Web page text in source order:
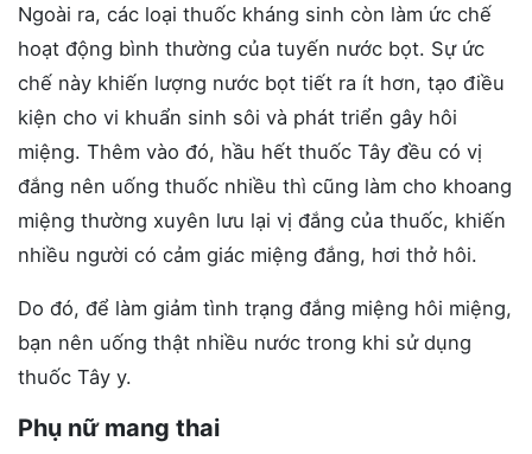
Ngoài ra, các loại thuốc kháng sinh còn làm ức chế
hoạt động bình thường của tuyến nước bọt. Sự ức
chế này khiến lượng nước bọt tiết ra ít hơn, tạo điều
kiện cho vi khuẩn sinh sôi và phát triển gây hôi
miệng. Thêm vào đó, hầu hết thuốc Tây đều có vị
đắng nên uống thuốc nhiều thì cũng làm cho khoang
miệng thường xuyên lưu lại vị đắng của thuốc, khiến
nhiều người có cảm giác miệng đắng, hơi thở hôi.
Do đó, để làm giảm tình trạng đắng miệng hôi miệng,
bạn nên uống thật nhiều nước trong khi sử dụng
thuốc Tây y.
Phụ nữ mang thai